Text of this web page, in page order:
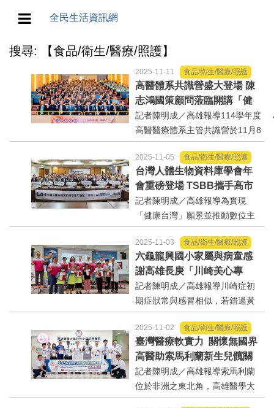
全民生活資訊網
地方/天氣/颱風/地震
教育/五育/五創
人生/生存/生活
政治/政黨
食品/衛生/醫療/照護
運動/體育/休閒/育樂
寵物/動保
搜尋: 【食品/衛生/醫療/照護】
2025-11-11 食品/衛生/醫療/照護
高醫體系共識營盛大登場 陳
志鴻國策顧問蒞臨開講「健
康台灣 × 韌性台灣」
記者陳明成／高雄報導114學年度
高醫醫療體系主管共識營於11月8
日盛大登場，現場匯聚高醫體系
各院主管與醫療菁英，共同為
「智慧韌性×健康永續」新願景凝
聚共識。活動現場貴賓雲集，包
括總統府「健康台...
2025-11-05 食品/衛生/醫療/照護
台灣人體生物資料庫學會年
會重磅登場 TSBB攜手高市
府與高醫從建構AI國家主權
到打造健康台灣
記者陳明成／高雄報導為實現
「健康台灣」願景並推動數位主
權落地，社團法人台灣人體生物
資料庫學會（TSBB）4日於高雄
醫學大學附設中和紀念醫院(以下
簡稱高醫)舉辦「第七屆台灣人體
生物資料庫學會年會暨『建構...
2025-11-03 食品/衛生/醫療/照護
六龜龍興國小家屬與病童感
謝高雄長庚「川崎美心專
車」 心臟義診再造之恩 守
護偏鄉兒童健康之心
記者陳明成／高雄報導川崎症初
期症狀常與感冒相似，若錯過黃
金治療期，恐造成心臟血管病
變；而先天性心臟病與心律不
整，更是導致兒童猝死的重要原
因之一。為守護偏鄉孩子的健
康，高雄長庚醫院川崎症中心郭
和...
2025-11-02 食品/衛生/醫療/照護
臺灣醫療軟實力 關懷無國界
高醫助索馬利蘭新生兒髖關
節照護升級
記者陳明成／高雄報導索馬利蘭
位於非洲之東北角，高雄醫學大
學附設中和紀念醫院（以下簡稱